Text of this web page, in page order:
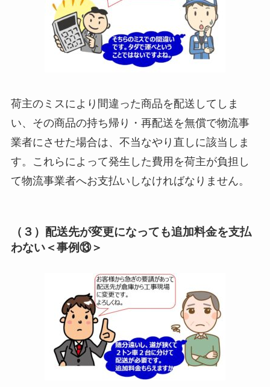
荷主のミスにより間違った商品を配送してしま
い、その商品の持ち帰り・再配送を無償で物流事
業者にさせた場合は、不当なやり直しに該当しま
す。これらによって発生した費用を荷主が負担し
て物流事業者へお支払いしなければなりません。
（３）配送先が変更になっても追加料金を支払
わない＜事例⑬＞